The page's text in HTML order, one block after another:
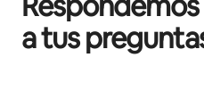
a tus